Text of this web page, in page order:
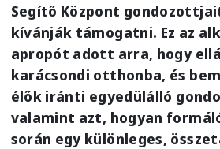
Segítő Központ
kívánják támogatni. Ez az
apropót adott arra, hogy
karácsondi otthonba, és
élők iránti egyedülálló
valamint azt, hogyan
során egy különleges,